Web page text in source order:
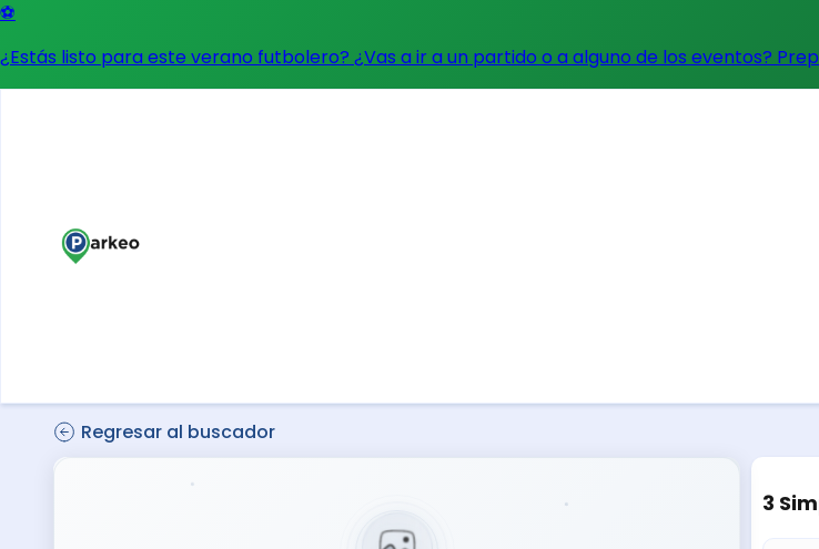
⚽
¿Estás listo para este verano futbolero? ¿Vas a ir a un partido o a alguno de los eventos?
Regresar al buscador
3